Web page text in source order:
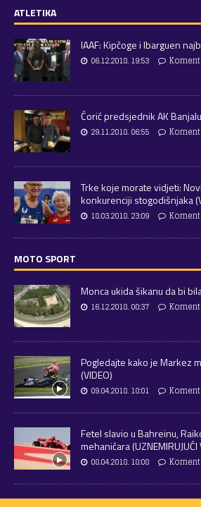
ATLETIKA
IAAF: Kipčoge i Ibarguen
06.12.2018. 19:53
Ćorić predsjednik AK
29.11.2018. 06:55
Trke koje morate vidjeti:
konkurenciji stogodišnjaka
18.03.2018. 23:09
MOTO SPORT
Monca ukida šikanu da bi
16.12.2018. 00:37
Pogledajte kako je Markez
(VIDEO)
09.04.2018. 18:01
Fetel slavio u Bahreinu,
mehaničara (UZNEMIRUJUĆI
08.04.2018. 18:08